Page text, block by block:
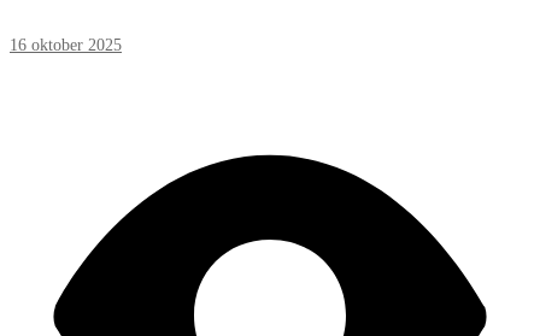
16 oktober 2025